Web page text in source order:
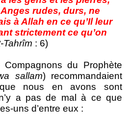
rudes, durs, ne
à Allah en ce qu’Il leur
strictement ce qu’on
Tahrîm : 6)
Compagnons du Prophète
sallam) recom­man­daient
nous en avons sont
a pas de mal à ce que
uns d’entre eux :